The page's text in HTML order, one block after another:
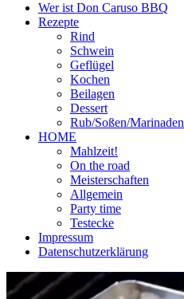
Wer ist Don Caruso BBQ
Rezepte
Rind
Schwein
Geflügel
Kochen
Beilagen
Dessert
Rub/Soßen/Marinaden
HOME
Mahlzeit!
On the road
Meisterschaften
Allgemein
Party time
Testecke
Impressum
Datenschutzerklärung